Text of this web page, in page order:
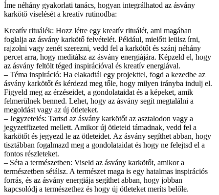
Íme néhány gyakorlati tanács, hogyan integrálhatod az ásvány
karkötő viselését a kreatív rutinodba:
Kreatív rituálék: Hozz létre egy kreatív rituálét, ami magában
foglalja az ásvány karkötő felvételét. Például, mielőtt leülsz írni,
rajzolni vagy zenét szerezni, vedd fel a karkötőt és szánj néhány
percet arra, hogy meditálsz az ásvány energiájára. Képzeld el, hogy
az ásvány feltölt téged inspirációval és kreatív energiával.
– Téma inspiráció: Ha elakadtál egy projekttel, fogd a kezedbe az
ásvány karkötőt és kérdezd meg tőle, hogy milyen irányba indulj el.
Figyeld meg az érzéseidet, a gondolataidat és a képeket, amik
felmerülnek benned. Lehet, hogy az ásvány segít megtalálni a
megoldást vagy az új ötleteket.
– Jegyzetelés: Tartsd az ásvány karkötőt az asztalodon vagy a
jegyzetfüzeted mellett. Amikor új ötleteid támadnak, vedd fel a
karkötőt és jegyezd le az ötleteidet. Az ásvány segíthet abban, hogy
tisztábban fogalmazd meg a gondolataidat és hogy ne felejtsd el a
fontos részleteket.
– Séta a természetben: Viseld az ásvány karkötőt, amikor a
természetben sétálsz. A természet maga is egy hatalmas inspirációs
forrás, és az ásvány energiája segíthet abban, hogy jobban
kapcsolódj a természethez és hogy új ötleteket meríts belőle.